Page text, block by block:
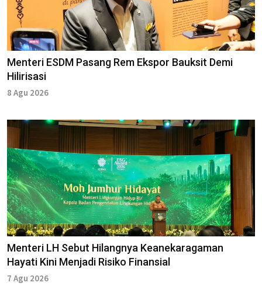
Menteri ESDM Pasang Rem Ekspor Bauksit Demi
Hilirisasi
8 Agu 2026
Menteri LH Sebut Hilangnya Keanekaragaman
Hayati Kini Menjadi Risiko Finansial
7 Agu 2026